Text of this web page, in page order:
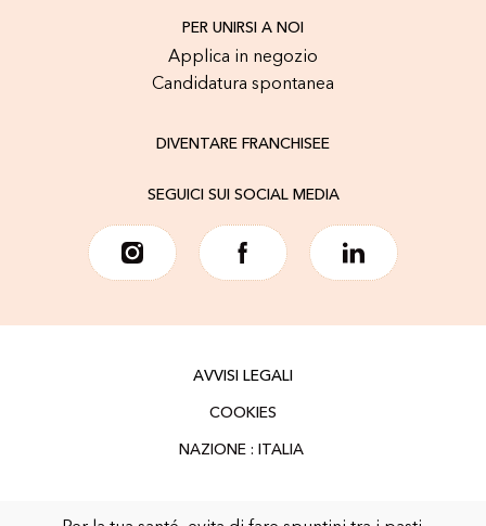
PER UNIRSI A NOI
Applica in negozio
Candidatura spontanea
DIVENTARE FRANCHISEE
SEGUICI SUI SOCIAL MEDIA
AVVISI LEGALI
COOKIES